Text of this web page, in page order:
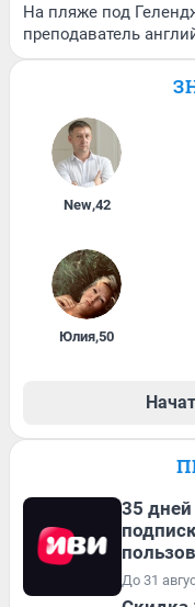
На пляже под
преподаватель
New,42
Юлия,50
35 дней
До 31